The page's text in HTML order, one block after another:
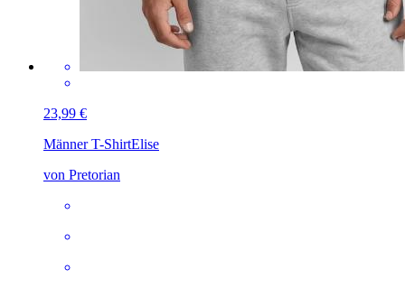
23,99 €
Männer T-ShirtElise
von Pretorian